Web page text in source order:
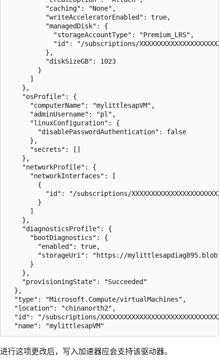
          "caching": "None",
          "writeAcceleratorEnabled": true,
          "managedDisk": {
            "storageAccountType": "Premium_LRS",
"id": "/subscriptions/
          },
          "diskSizeGB": 1023
        }
      ]
    },
    "osProfile": {
      "computerName": "mylittlesapVM",
      "adminUsername": "pl",
      "linuxConfiguration": {
        "disablePasswordAuthentication": false
      },
      "secrets": []
    },
    "networkProfile": {
      "networkInterfaces": [
        {
"id": "/subscriptions/
        }
      ]
    },
    "diagnosticsProfile": {
      "bootDiagnostics": {
        "enabled": true,
"storageUri": "https://
      }
    },
    "provisioningState": "Succeeded"
  },
  "type": "Microsoft.Compute/virtualMachines",
  "location": "chinanorth2",
"id": "/subscriptions/
进行这项更改后，写入加速器应会支持该驱动器。